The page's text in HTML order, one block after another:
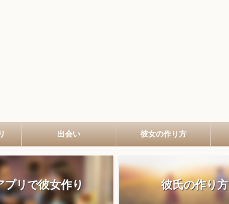
出会い 彼女の作り方
プリで彼女作り 彼氏の作り方